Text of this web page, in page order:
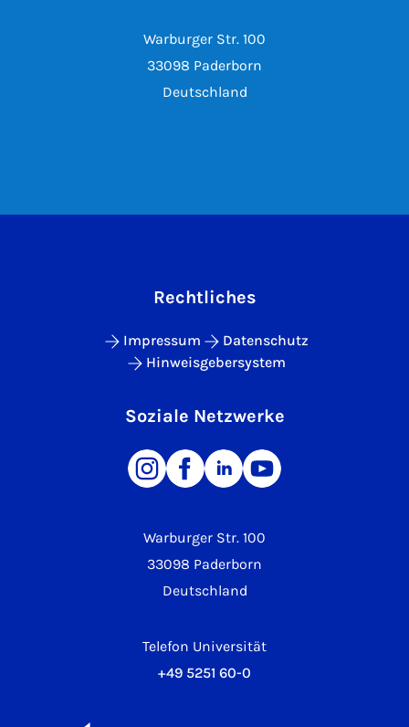
Warburger Str. 100
33098 Paderborn
Deutschland
Warburger Str. 100
33098 Paderborn
Deutschland
Telefon Universität
+49 5251 60-0
Rechtliches
Impressum
Datenschutz
Hinweisgebersystem
Soziale Netzwerke